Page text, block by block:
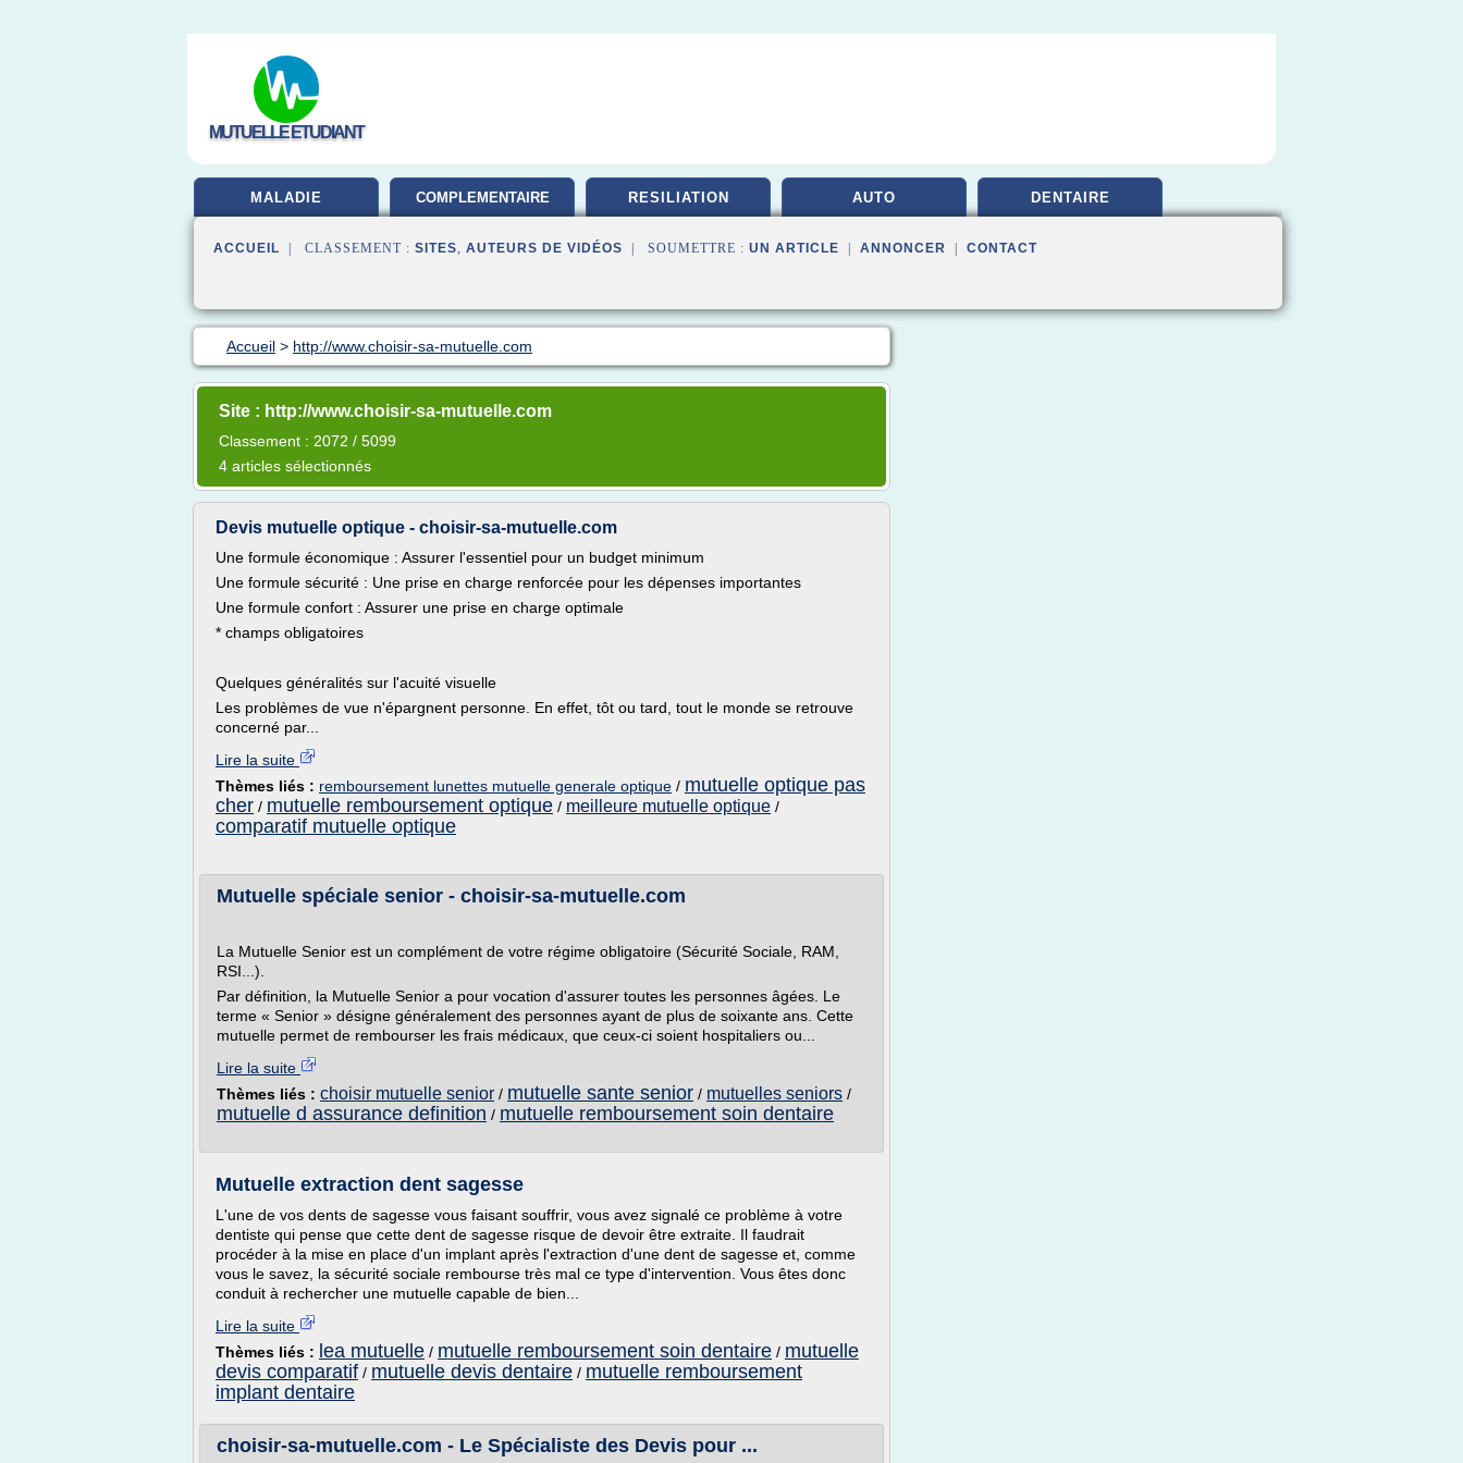
MUTUELLE ETUDIANT
MALADIE COMPLEMENTAIRE RESILIATION AUTO DENTAIRE
ACCUEIL | CLASSEMENT : SITES, AUTEURS DE VIDÉOS | SOUMETTRE : UN ARTICLE ANNONCER CONTACT
Accueil > http://www.choisir-sa-mutuelle.com
Site : http://www.choisir-sa-mutuelle.com
Classement : 2072 / 5099
4 articles sélectionnés
Devis mutuelle optique - choisir-sa-mutuelle.com
Une formule économique : Assurer l'essentiel pour un budget minimum
Une formule sécurité : Une prise en charge renforcée pour les dépenses importantes
Une formule confort : Assurer une prise en charge optimale
* champs obligatoires
Quelques généralités sur l'acuité visuelle
Les problèmes de vue n'épargnent personne. En effet, tôt ou tard, tout le monde se retrouve
concerné par...
Lire la suite
Thèmes liés : remboursement lunettes mutuelle generale optique / mutuelle optique pas
cher / mutuelle remboursement optique / meilleure mutuelle optique /
comparatif mutuelle optique
Mutuelle spéciale senior - choisir-sa-mutuelle.com
La Mutuelle Senior est un complément de votre régime obligatoire (Sécurité Sociale, RAM,
RSI...).
Par définition, la Mutuelle Senior a pour vocation d'assurer toutes les personnes âgées. Le
terme « Senior » désigne généralement des personnes ayant de plus de soixante ans. Cette
mutuelle permet de rembourser les frais médicaux, que ceux-ci soient hospitaliers ou...
Lire la suite
Thèmes liés : choisir mutuelle senior / mutuelle sante senior / mutuelles seniors /
mutuelle d assurance definition / mutuelle remboursement soin dentaire
Mutuelle extraction dent sagesse
L'une de vos dents de sagesse vous faisant souffrir, vous avez signalé ce problème à votre
dentiste qui pense que cette dent de sagesse risque de devoir être extraite. Il faudrait
procéder à la mise en place d'un implant après l'extraction d'une dent de sagesse et, comme
vous le savez, la sécurité sociale rembourse très mal ce type d'intervention. Vous êtes donc
conduit à rechercher une mutuelle capable de bien...
Lire la suite
Thèmes liés : lea mutuelle / mutuelle remboursement soin dentaire / mutuelle
devis comparatif / mutuelle devis dentaire / mutuelle remboursement
implant dentaire
choisir-sa-mutuelle.com - Le Spécialiste des Devis pour ...